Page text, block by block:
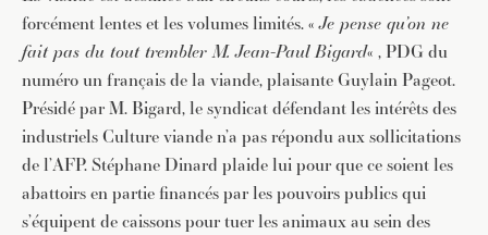
forcément lentes et les volumes limités. «Je pense qu’on ne
fait pas du tout trembler M. Jean-Paul Bigard« , PDG du
numéro un français de la viande, plaisante Guylain Pageot.
Présidé par M. Bigard, le syndicat défendant les intérêts des
industriels Culture viande n’a pas répondu aux sollicitations
de l’AFP. Stéphane Dinard plaide lui pour que ce soient les
abattoirs en partie financés par les pouvoirs publics qui
s’équipent de caissons pour tuer les animaux au sein des